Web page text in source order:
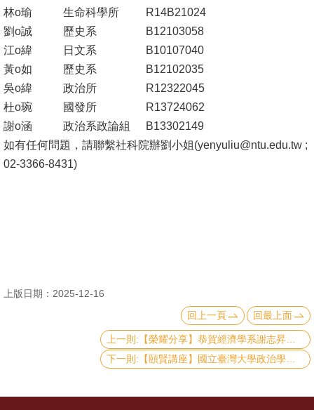
位
研
究
消
息
公
教
林o瑜
生命科學所
R14B21024
劉o誠
歷史系
B12103058
江o緯
日文系
B10107040
黃o如
歷史系
B12102035
吳o緯
政治所
R12322045
杜o琬
國發所
R13724062
謝o涵
政治系政論組
B13302149
如有任何問題，請聯繫社科院辦劉小姐(yenyuliu@ntu.edu.tw ;
02-3366-8431)
上版日期：2025-12-16
回上一頁
回最上面